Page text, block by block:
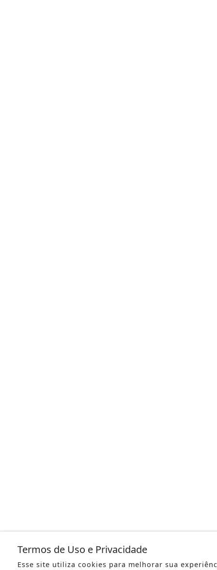
Termos de Uso e Privacidade
Esse site utiliza cookies para melhorar sua